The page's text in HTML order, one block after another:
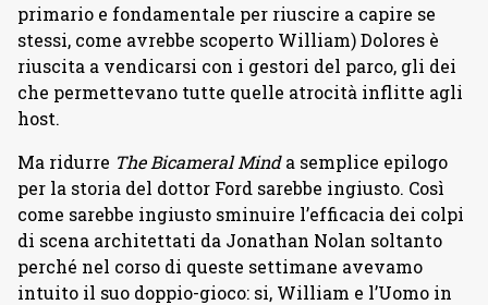
primario e fondamentale per riuscire a capire se
stessi, come avrebbe scoperto William) Dolores è
riuscita a vendicarsi con i gestori del parco, gli dei
che permettevano tutte quelle atrocità inflitte agli
host.
Ma ridurre The Bicameral Minda semplice epilogo
per la storia del dottor Ford sarebbe ingiusto. Così
come sarebbe ingiusto sminuire l’efficacia dei colpi
di scena architettati da Jonathan Nolan soltanto
perché nel corso di queste settimane avevamo
intuito il suo doppio-gioco: si, William e l’Uomo in